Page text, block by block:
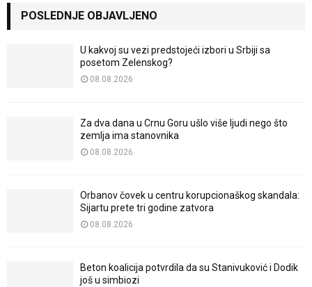
POSLEDNJE OBJAVLJENO
U kakvoj su vezi predstojeći izbori u Srbiji sa
posetom Zelenskog?
08.08.2026
Za dva dana u Crnu Goru ušlo više ljudi nego što
zemlja ima stanovnika
08.08.2026
Orbanov čovek u centru korupcionaškog skandala:
Sijartu prete tri godine zatvora
08.08.2026
Beton koalicija potvrdila da su Stanivuković i Dodik
još u simbiozi